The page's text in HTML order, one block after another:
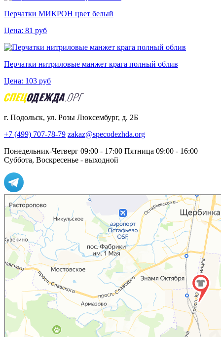
Перчатки МИКРОН цвет белый
Цена: 81 руб
Перчатки нитриловые манжет крага полный облив
Цена: 103 руб
г. Подольск, ул. Розы Люксембург, д. 2Б
+7 (499) 707-78-79 zakaz@specodezhda.org
Понедельник-Четверг 09:00 - 17:00 Пятница 09:00 - 16:00
Суббота, Воскресенье - выходной